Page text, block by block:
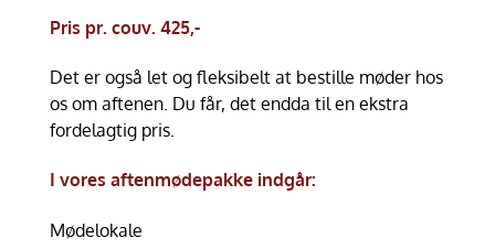
Pris pr. couv. 425,-
Det er også let og fleksibelt at bestille møder hos
os om aftenen. Du får, det endda til en ekstra
fordelagtig pris.
I vores aftenmødepakke indgår:
Mødelokale